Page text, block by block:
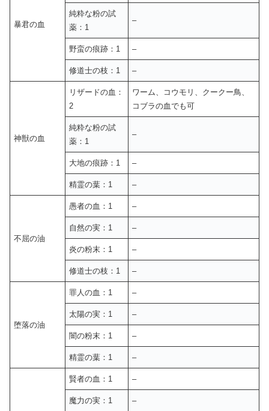
暴君の血
純粋な粉の試
薬：1
–
野蛮の痕跡：1 –
修道士の枝：1 –
神獣の血
リザードの血：
2
ワーム、コウモリ、クークー鳥、
コブラの血でも可
純粋な粉の試
薬：1
–
大地の痕跡：1 –
精霊の葉：1 –
不屈の油
愚者の血：1 –
自然の実：1 –
炎の粉末：1 –
修道士の枝：1 –
堕落の油
罪人の血：1 –
太陽の実：1 –
闇の粉末：1 –
精霊の葉：1 –
賢者の血：1 –
魔力の実：1 –